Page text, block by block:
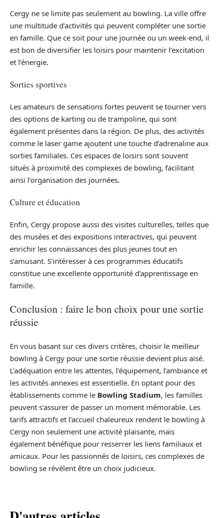
Cergy ne se limite pas seulement au bowling. La ville offre
une multitude d’activités qui peuvent compléter une sortie
en famille. Que ce soit pour une journée ou un week-end, il
est bon de diversifier les loisirs pour maintenir l’excitation
et l’énergie.
Sorties sportives
Les amateurs de sensations fortes peuvent se tourner vers
des options de karting ou de trampoline, qui sont
également présentes dans la région. De plus, des activités
comme le laser game ajoutent une touche d’adrenaline aux
sorties familiales. Ces espaces de loisirs sont souvent
situés à proximité des complexes de bowling, facilitant
ainsi l’organisation des journées.
Culture et éducation
Enfin, Cergy propose aussi des visites culturelles, telles que
des musées et des expositions interactives, qui peuvent
enrichir les connaissances des plus jeunes tout en
s’amusant. S’intéresser à ces programmes éducatifs
constitue une excellente opportunité d’apprentissage en
famille.
Conclusion : faire le bon choix pour une sortie
réussie
En vous basant sur ces divers critères, choisir le meilleur
bowling à Cergy pour une sortie réussie devient plus aisé.
L’adéquation entre les attentes, l’équipement, l’ambiance et
les activités annexes est essentielle. En optant pour des
établissements comme le Bowling Stadium, les familles
peuvent s’assurer de passer un moment mémorable. Les
tarifs attractifs et l’accueil chaleureux rendent le bowling à
Cergy non seulement une activité plaisante, mais
également bénéfique pour resserrer les liens familiaux et
amicaux. Pour les passionnés de loisirs, ces complexes de
bowling se révèlent être un choix judicieux.